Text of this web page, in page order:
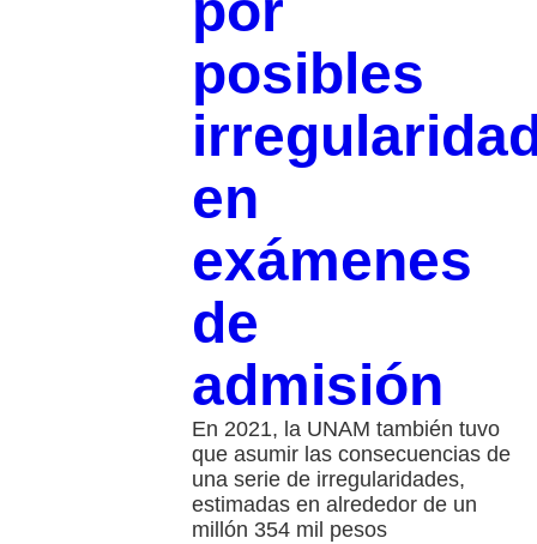
posibles
en
exámenes
de
admisión
En 2021, la UNAM también tuvo
que asumir las consecuencias de
una serie de irregularidades,
estimadas en alrededor de un
millón 354 mil pesos